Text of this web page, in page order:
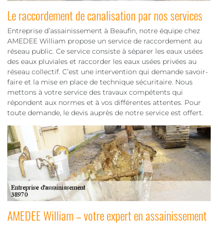
Le raccordement de canalisation par nos services
Entreprise d’assainissement à Beaufin, notre équipe chez
AMEDEE William propose un service de raccordement au
réseau public. Ce service consiste à séparer les eaux usées
des eaux pluviales et raccorder les eaux usées privées au
réseau collectif. C’est une intervention qui demande savoir-
faire et la mise en place de technique sécuritaire. Nous
mettons à votre service des travaux compétents qui
répondent aux normes et à vos différentes attentes. Pour
toute demande, le devis auprès de notre service est offert.
AMEDEE William – votre expert en assainissement